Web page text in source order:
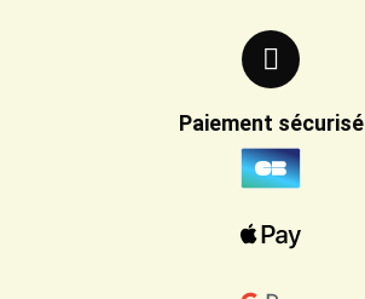
Paiement sécurisé